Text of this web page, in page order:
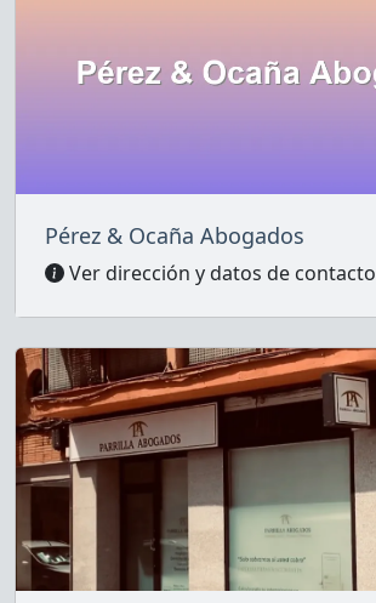
Pérez & Ocaña Abogados
Ver dirección y datos de contacto